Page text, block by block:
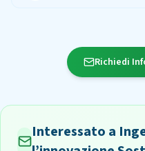
Richiedi
Interessato a